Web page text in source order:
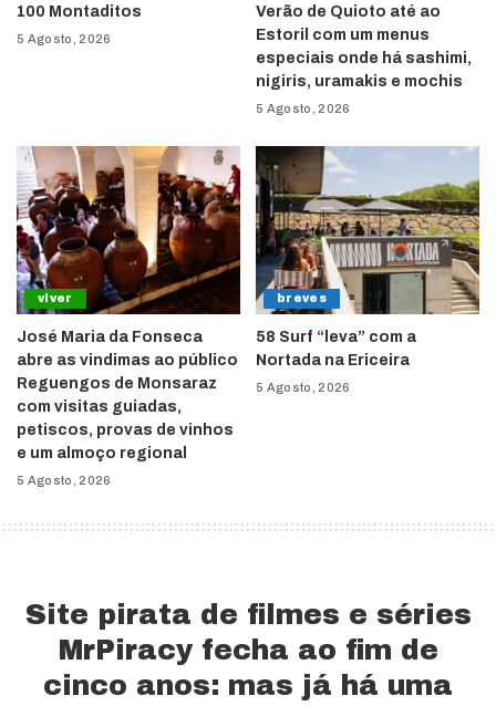
100 Montaditos
5 Agosto, 2026
Verão de Quioto até ao
Estoril com um menus
especiais onde há sashimi,
nigiris, uramakis e mochis
5 Agosto, 2026
viver
José Maria da Fonseca
abre as vindimas ao público
Reguengos de Monsaraz
com visitas guiadas,
petiscos, provas de vinhos
e um almoço regional
5 Agosto, 2026
breves
58 Surf “leva” com a
Nortada na Ericeira
5 Agosto, 2026
Site pirata de filmes e séries
MrPiracy fecha ao fim de
cinco anos: mas já há uma